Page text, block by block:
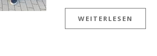
WEITERLESEN